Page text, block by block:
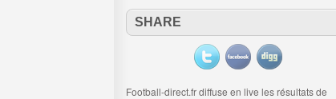
SHARE
Football-direct.fr diffuse en live les résultats de